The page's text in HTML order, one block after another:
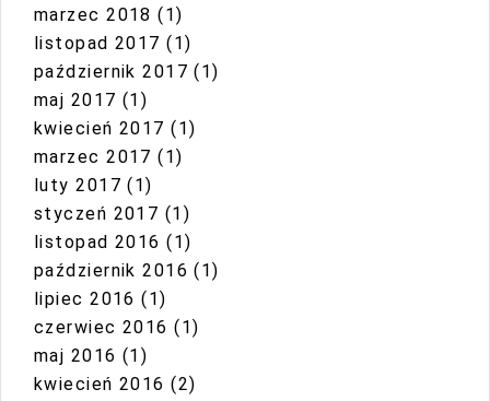
marzec 2018 (1)
listopad 2017 (1)
październik 2017 (1)
maj 2017 (1)
kwiecień 2017 (1)
marzec 2017 (1)
luty 2017 (1)
styczeń 2017 (1)
listopad 2016 (1)
październik 2016 (1)
lipiec 2016 (1)
czerwiec 2016 (1)
maj 2016 (1)
kwiecień 2016 (2)